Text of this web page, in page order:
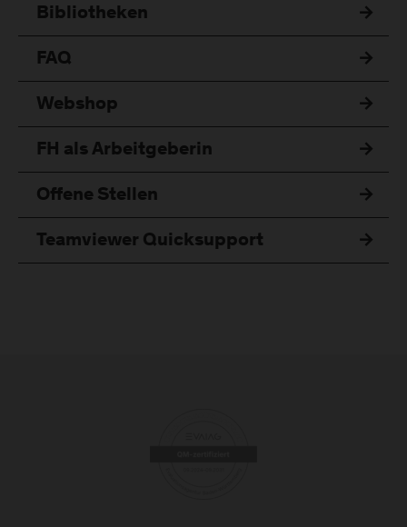
Bibliotheken
FAQ
Webshop
FH als Arbeitgeberin
Offene Stellen
Teamviewer Quicksupport